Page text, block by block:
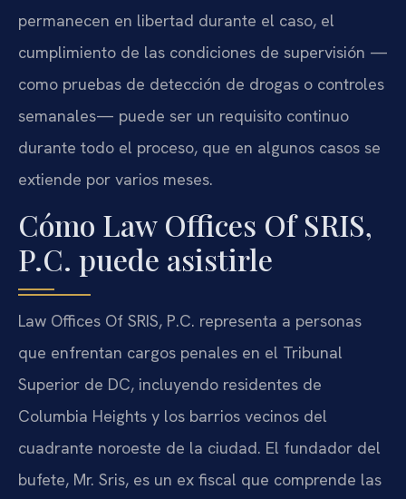
permanecen en libertad durante el caso, el
cumplimiento de las condiciones de supervisión —
como pruebas de detección de drogas o controles
semanales— puede ser un requisito continuo
durante todo el proceso, que en algunos casos se
extiende por varios meses.
Cómo Law Offices Of SRIS,
P.C. puede asistirle
Law Offices Of SRIS, P.C. representa a personas
que enfrentan cargos penales en el Tribunal
Superior de DC, incluyendo residentes de
Columbia Heights y los barrios vecinos del
cuadrante noroeste de la ciudad. El fundador del
bufete, Mr. Sris, es un ex fiscal que comprende las